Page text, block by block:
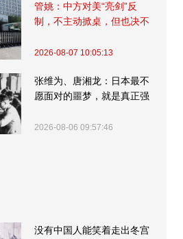
管姚：中方对美“亮剑”反
制，不主动掀桌，但也决不
2026-08-07 10:05:13
张维为、唐湘龙：日本最不
愿面对的噩梦，就是真正强
2026-08-06 09:57:46
没有中国人能笑着走出冬宫